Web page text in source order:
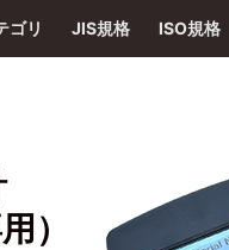
ゴリ JIS規格 ISO規格
）